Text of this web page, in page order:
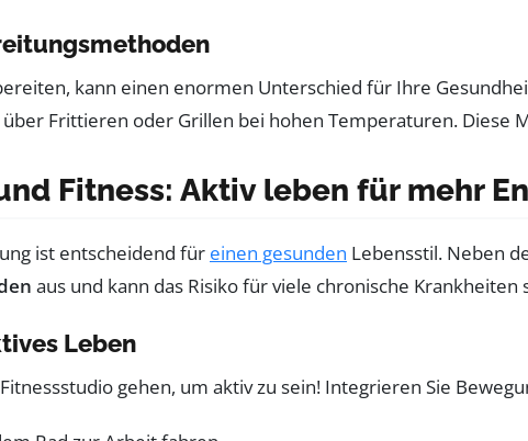
kann einen enormen Unterschied für Ihre
über Frittieren oder Grillen bei hohen Temperaturen.
Fitness: Aktiv leben für mehr
ist entscheidend für einen gesunden Lebensstil. Neben
aus und kann das Risiko für viele chronische Krankheiten
Leben
gehen, um aktiv zu sein! Integrieren Sie